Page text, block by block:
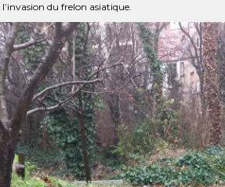
du frelon asiatique.